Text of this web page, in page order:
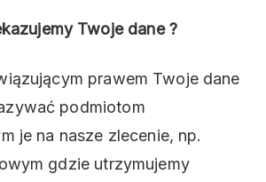
Twoje dane ?
prawem Twoje dane
podmiotom
je na nasze zlecenie, np.
gdzie utrzymujemy